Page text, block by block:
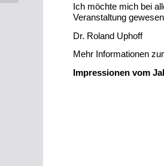
Ich möchte mich bei
Veranstaltung
Dr. Roland Uphoff
Mehr Informationen
Impressionen vom